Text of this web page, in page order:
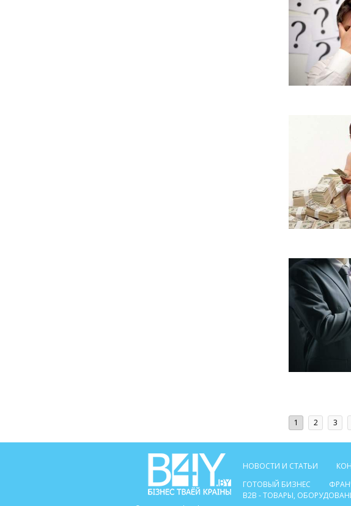
1 2 3
НОВОСТИ И СТАТЬИ
ГОТОВЫЙ БИЗНЕС
B2B - ТОВАРЫ,